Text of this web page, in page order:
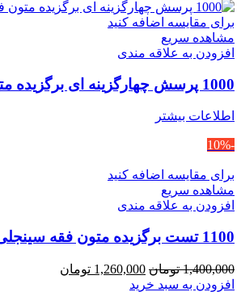
برای مقایسه اضافه کنید
مشاهده سریع
افزودن به علاقه مندی
1000 پرسش چهارگزینه ای برگزیده متون فقه سینجلی
اطلاعات بیشتر
-10%
برای مقایسه اضافه کنید
مشاهده سریع
افزودن به علاقه مندی
1100 تست برگزیده متون فقه سینجلی
1,400,000 تومان قیمت
اصلی
1,260,000 تومان
افزودن به سبد خرید